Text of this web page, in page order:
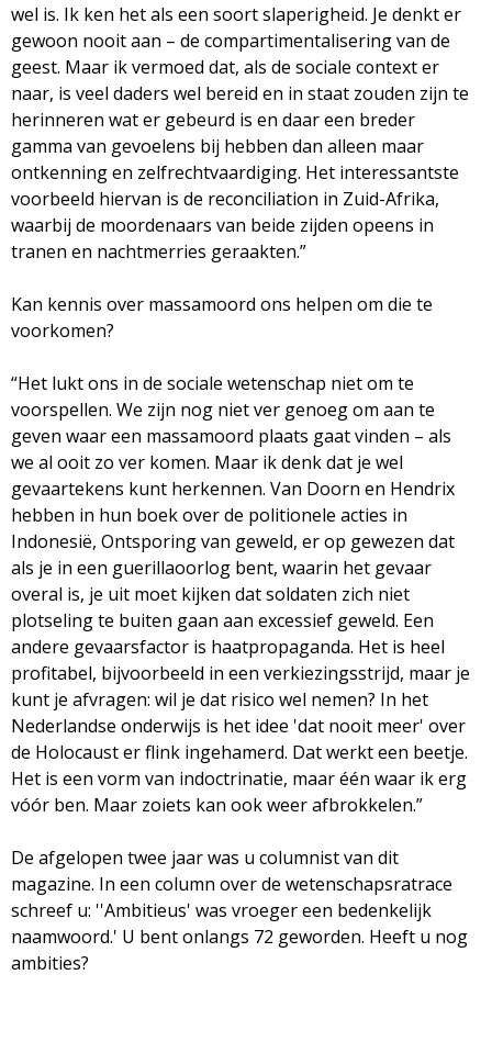
wel is. Ik ken het als een soort slaperigheid. Je denkt er
gewoon nooit aan – de compartimentalisering van de
geest. Maar ik vermoed dat, als de sociale context er
naar, is veel daders wel bereid en in staat zouden zijn te
herinneren wat er gebeurd is en daar een breder
gamma van gevoelens bij hebben dan alleen maar
ontkenning en zelfrechtvaardiging. Het interessantste
voorbeeld hiervan is de reconciliation in Zuid-Afrika,
waarbij de moordenaars van beide zijden opeens in
tranen en nachtmerries geraakten.”
Kan kennis over massamoord ons helpen om die te
voorkomen?
“Het lukt ons in de sociale wetenschap niet om te
voorspellen. We zijn nog niet ver genoeg om aan te
geven waar een massamoord plaats gaat vinden – als
we al ooit zo ver komen. Maar ik denk dat je wel
gevaartekens kunt herkennen. Van Doorn en Hendrix
hebben in hun boek over de politionele acties in
Indonesië, Ontsporing van geweld, er op gewezen dat
als je in een guerillaoorlog bent, waarin het gevaar
overal is, je uit moet kijken dat soldaten zich niet
plotseling te buiten gaan aan excessief geweld. Een
andere gevaarsfactor is haatpropaganda. Het is heel
profitabel, bijvoorbeeld in een verkiezingsstrijd, maar je
kunt je afvragen: wil je dat risico wel nemen? In het
Nederlandse onderwijs is het idee 'dat nooit meer' over
de Holocaust er flink ingehamerd. Dat werkt een beetje.
Het is een vorm van indoctrinatie, maar één waar ik erg
vóór ben. Maar zoiets kan ook weer afbrokkelen.”
De afgelopen twee jaar was u columnist van dit
magazine. In een column over de wetenschapsratrace
schreef u: ''Ambitieus' was vroeger een bedenkelijk
naamwoord.' U bent onlangs 72 geworden. Heeft u nog
ambities?